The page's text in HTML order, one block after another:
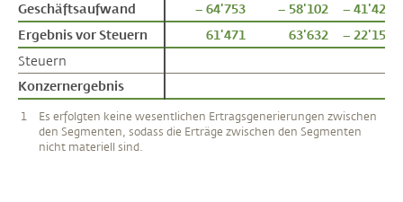
Geschäftsaufwand
– 64'753 – 58'102 – 41'424
Ergebnis vor Steuern
61'471 63'632
– 22'152
Steuern
Konzernergebnis
Geschäftsaufwand
Ergebnis vor Steuern
Steuern
Konzernergebnis
1
Es erfolgten keine wesentlichen Ertragsgenerierungen zwischen
den Segmenten, sodass die Erträge zwischen den Segmenten
nicht materiell sind.